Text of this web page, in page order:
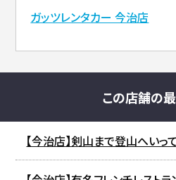
ガッツレンタカー 今治店
この店舗の
【今治店】剣山まで登山へいっ